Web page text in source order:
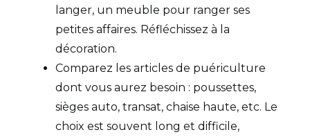
langer, un meuble pour ranger ses
petites affaires. Réfléchissez à la
décoration.
Comparez les articles de puériculture
dont vous aurez besoin : poussettes,
sièges auto, transat, chaise haute, etc. Le
choix est souvent long et difficile,